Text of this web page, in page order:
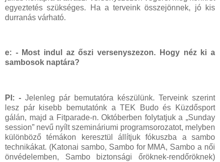
egyeztetés szükséges. Ha a terveink összejönnek, jó kis
durranás várható.
e: - Most indul az őszi versenyszezon. Hogy néz ki a
sambosok naptára?
PI: - Jelenleg pár bemutatóra készülünk. Terveink szerint
lesz pár kisebb bemutatónk a TEK Budo és Küzdősport
gálán, majd a Fitparade-n. Októberben folytatjuk a „Sunday
session” nevű nyílt szemináriumi programsorozatot, melyben
különböző témákon keresztül állítjuk fókuszba a sambo
technikákat. (Katonai sambo, Sambo for MMA, Sambo a női
önvédelemben, Sambo biztonsági őröknek-rendőröknek)